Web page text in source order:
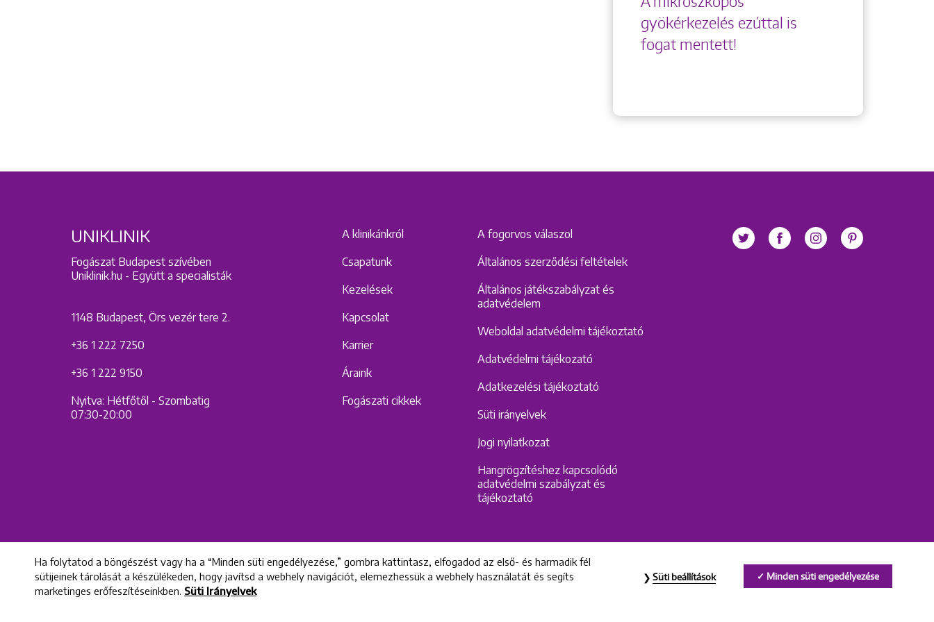
gyökérkezelés ezúttal is
fogat mentett!
UNIKLINIK
Fogászat Budapest szívében
Uniklinik.hu - Együtt a specialisták
1148 Budapest, Örs vezér tere 2.
+36 1 222 7250
+36 1 222 9150
Nyitva: Hétfőtől - Szombatig
07:30-20:00
A klinikánkról
Csapatunk
Kezelések
Kapcsolat
Karrier
Áraink
Fogászati cikkek
A fogorvos válaszol
Általános szerződési feltételek
Általános játékszabályzat és
adatvédelem
Weboldal adatvédelmi tájékoztató
Adatvédelmi tájékozató
Adatkezelési tájékoztató
Süti irányelvek
Jogi nyilatkozat
Hangrögzítéshez kapcsolódó
adatvédelmi szabályzat és
tájékoztató
All rights reserved © 2022 Uniklinik Dental and Implant Center
Ha folytatod a böngészést vagy ha a “Minden süti engedélyezése,” gombra kattintasz, elfogadod az első- és harmadik fél
sütijeinek tárolását a készülékeden, hogy javítsd a webhely navigációt, elemezhessük a webhely használatát és segíts
marketinges erőfeszítéseinkben. Süti Irányelvek
Minden süti engedélyezése
Süti beállítások